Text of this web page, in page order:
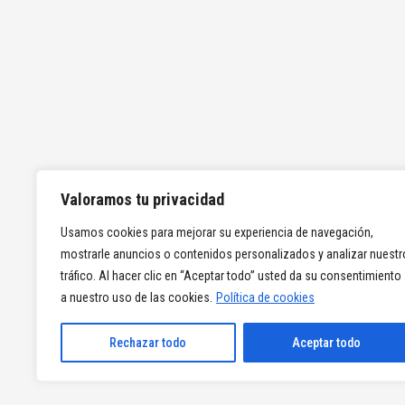
Valoramos tu privacidad
Usamos cookies para mejorar su experiencia de navegación,
mostrarle anuncios o contenidos personalizados y analizar
tráfico. Al hacer clic en “Aceptar todo” usted da su consentimiento
a nuestro uso de las cookies.
Política de cookies
Rechazar todo Aceptar todo